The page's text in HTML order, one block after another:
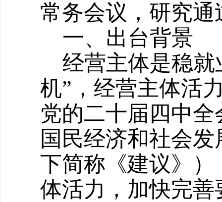
常务会议，研究
一、出台背景
经营主体是稳就
机”，经营主体活
党的二十届四中
国民经济和社会
下简称《建议》
体活力，加快完